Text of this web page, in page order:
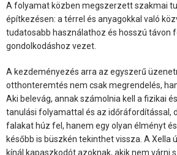
A folyamat közben megszerzett szakmai
építkezésen: a térrel és anyagokkal való
tudatosabb használathoz és hosszú távon
gondolkodáshoz vezet.
A kezdeményezés arra az egyszerű
otthonteremtés nem csak megrendelés,
Aki belevág, annak számolnia kell a fizikai
tanulási folyamattal és az időráfordítással,
falakat húz fel, hanem egy olyan élményt
később is büszkén tekinthet vissza. A Xella
kínál kapaszkodót azoknak, akik nem várni